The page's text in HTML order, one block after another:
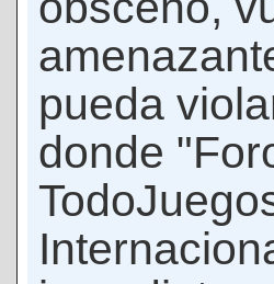
pueda
donde